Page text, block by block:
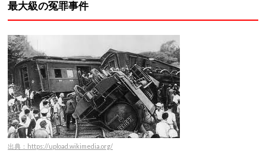
最大級の冤罪事件
出典：https://upload.wikimedia.org/